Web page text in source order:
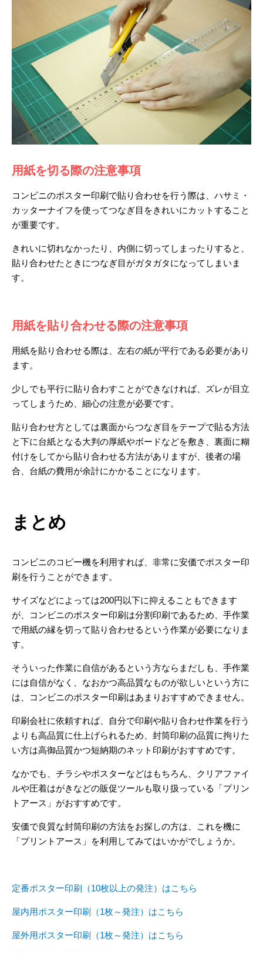
用紙を切る際の注意事項
コンビニのポスター印刷で貼り合わせを行う際は、ハサミ・
カッターナイフを使ってつなぎ目をきれいにカットすること
が重要です。
きれいに切れなかったり、内側に切ってしまったりすると、
貼り合わせたときにつなぎ目がガタガタになってしまいま
す。
用紙を貼り合わせる際の注意事項
用紙を貼り合わせる際は、左右の紙が平行である必要があり
ます。
少しでも平行に貼り合わすことができなければ、ズレが目立
ってしまうため、細心の注意が必要です。
貼り合わせ方としては裏面からつなぎ目をテープで貼る方法
と下に台紙となる大判の厚紙やボードなどを敷き、裏面に糊
付けをしてから貼り合わせる方法がありますが、後者の場
合、台紙の費用が余計にかかることになります。
まとめ
コンビニのコピー機を利用すれば、非常に安価でポスター印
刷を行うことができます。
サイズなどによっては200円以下に抑えることもできます
が、コンビニのポスター印刷は分割印刷であるため、手作業
で用紙の縁を切って貼り合わせるという作業が必要になりま
す。
そういった作業に自信があるという方ならまだしも、手作業
には自信がなく、なおかつ高品質なものが欲しいという方に
は、コンビニのポスター印刷はあまりおすすめできません。
印刷会社に依頼すれば、自分で印刷や貼り合わせ作業を行う
よりも高品質に仕上げられるため、封筒印刷の品質に拘りた
い方は高御品質かつ短納期のネット印刷がおすすめです。
なかでも、チラシやポスターなどはもちろん、クリアファイ
ルや圧着はがきなどの販促ツールも取り扱っている「プリン
トアース」がおすすめです。
安価で良質な封筒印刷の方法をお探しの方は、これを機に
「プリントアース」を利用してみてはいかがでしょうか。
定番ポスター印刷（10枚以上の発注）はこちら
屋内用ポスター印刷（1枚～発注）はこちら
屋外用ポスター印刷（1枚～発注）はこちら